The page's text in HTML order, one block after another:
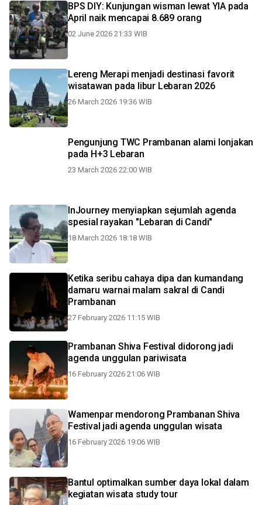
BPS DIY: Kunjungan wisman lewat YIA pada
April naik mencapai 8.689 orang
02 June 2026 21:33 WIB
Lereng Merapi menjadi destinasi favorit
wisatawan pada libur Lebaran 2026
26 March 2026 19:36 WIB
Pengunjung TWC Prambanan alami lonjakan
pada H+3 Lebaran
23 March 2026 22:00 WIB
InJourney menyiapkan sejumlah agenda
spesial rayakan "Lebaran di Candi"
18 March 2026 18:18 WIB
Ketika seribu cahaya dipa dan kumandang
damaru warnai malam sakral di Candi
Prambanan
27 February 2026 11:15 WIB
Prambanan Shiva Festival didorong jadi
agenda unggulan pariwisata
16 February 2026 21:06 WIB
Wamenpar mendorong Prambanan Shiva
Festival jadi agenda unggulan wisata
16 February 2026 19:06 WIB
Bantul optimalkan sumber daya lokal dalam
kegiatan wisata study tour